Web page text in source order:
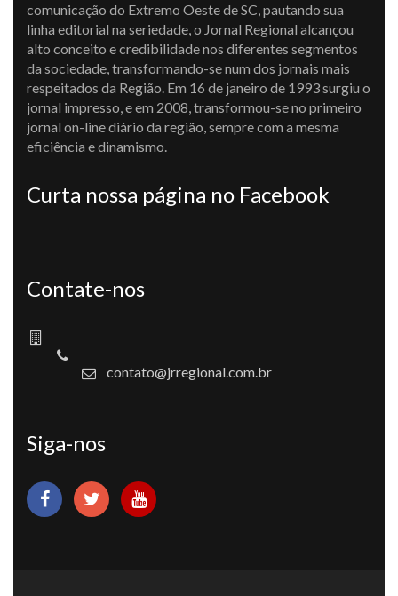
comunicação do Extremo Oeste de SC, pautando sua
linha editorial na seriedade, o Jornal Regional alcançou
alto conceito e credibilidade nos diferentes segmentos
da sociedade, transformando-se num dos jornais mais
respeitados da Região. Em 16 de janeiro de 1993 surgiu o
jornal impresso, e em 2008, transformou-se no primeiro
jornal on-line diário da região, sempre com a mesma
eficiência e dinamismo.
Curta nossa página no Facebook
Contate-nos
contato@jrregional.com.br
Siga-nos